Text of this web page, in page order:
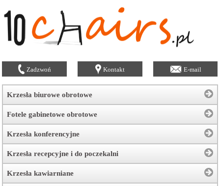
Zadzwoń Kontakt E-mail
Krzesła biurowe obrotowe
Fotele gabinetowe obrotowe
Krzesła konferencyjne
Krzesła recepcyjne i do poczekalni
Krzesła kawiarniane